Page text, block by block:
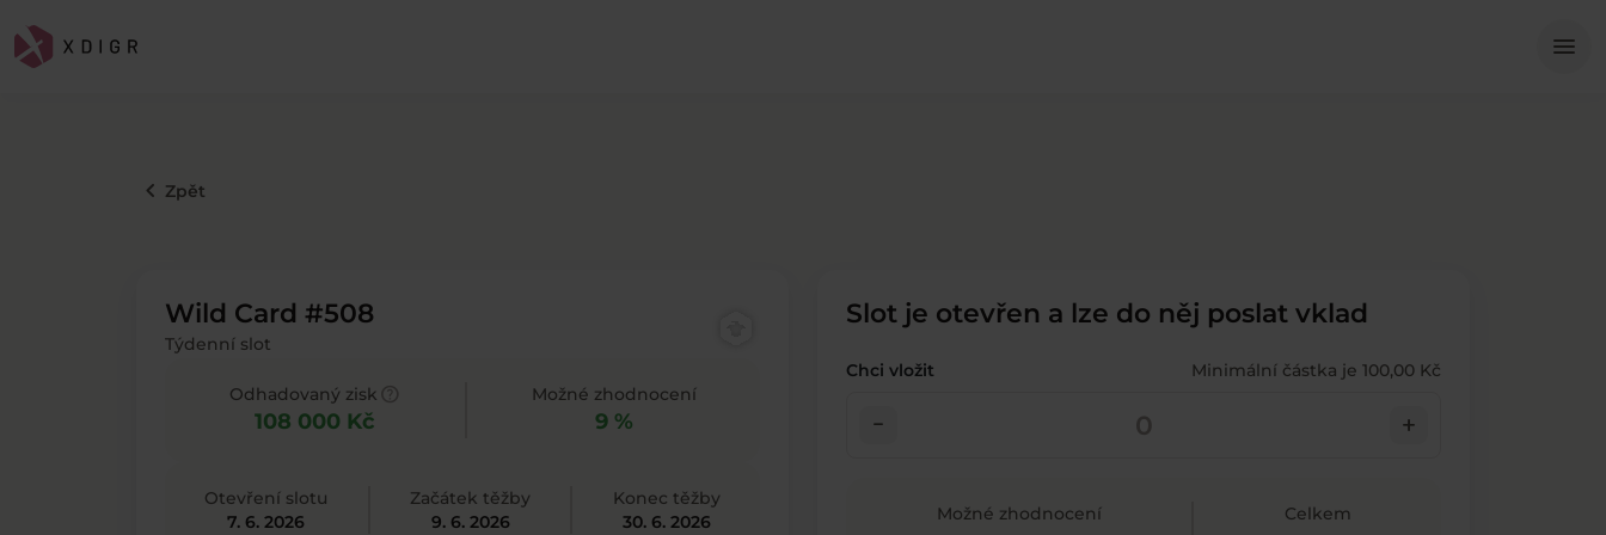
menu
keyboard_arrow_left Zpět
Wild Card #508
Týdenní slot
Odhadovaný zisk
108 000 Kč
Možné zhodnocení
9 %
Otevření slotu
7. 6. 2026
Začátek těžby
9. 6. 2026
Konec těžby
30. 6. 2026
Slot je otevřen a lze do něj poslat vklad
Chci vložit Minimální částka je 100,00 Kč
check_indeterminate_small add
Možné zhodnocení Celkem